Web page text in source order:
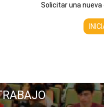
Solicitar una